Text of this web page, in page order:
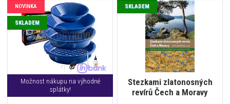
Možnost nákupu na výhodné
splátky!
NOVINKA
SKLADEM
Stezkami zlatonosných
revírů Čech a Moravy
SKLADEM